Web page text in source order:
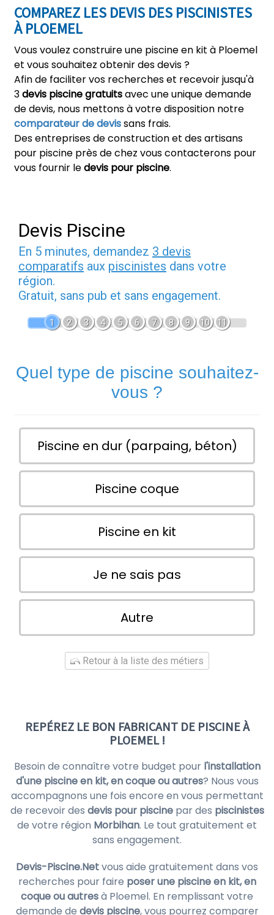
COMPAREZ LES DEVIS DES PISCINISTES
À PLOEMEL
Vous voulez construire une piscine en kit à Ploemel
et vous souhaitez obtenir des devis ?
Afin de faciliter vos recherches et recevoir jusqu'à
3devis piscine gratuitsavec une unique demande
de devis, nous mettons à votre disposition notre
comparateur de devissans frais.
Des entreprises de construction et des artisans
pour piscine près de chez vous contacterons pour
vous fournir ledevis pour piscine.
Devis Piscine
En 5 minutes, demandez 3 devis
comparatifs aux piscinistes dans votre
région.
Gratuit, sans pub et sans engagement.
1 2 3 4 5 6 7 8 9 10 11
Quel type de piscine souhaitez-
vous ?
Piscine en dur (parpaing, béton)
Piscine coque
Piscine en kit
Je ne sais pas
Autre
Retour à la liste des métiers
REPÉREZ LE BON FABRICANT DE PISCINE À
PLOEMEL !
Besoin de connaître votre budget pour l'installation
d'une piscine en kit, en coque ou autres? Nous vous
accompagnons une fois encore en vous permettant
de recevoir des devis pour piscinepar des piscinistes
de votre région Morbihan. Le tout gratuitement et
sans engagement.
Devis-Piscine.Netvous aide gratuitement dans vos
recherches pour faire poser une piscine en kit, en
coque ou autresà Ploemel. En remplissant votre
demande de devis piscine, vous pourrez comparer